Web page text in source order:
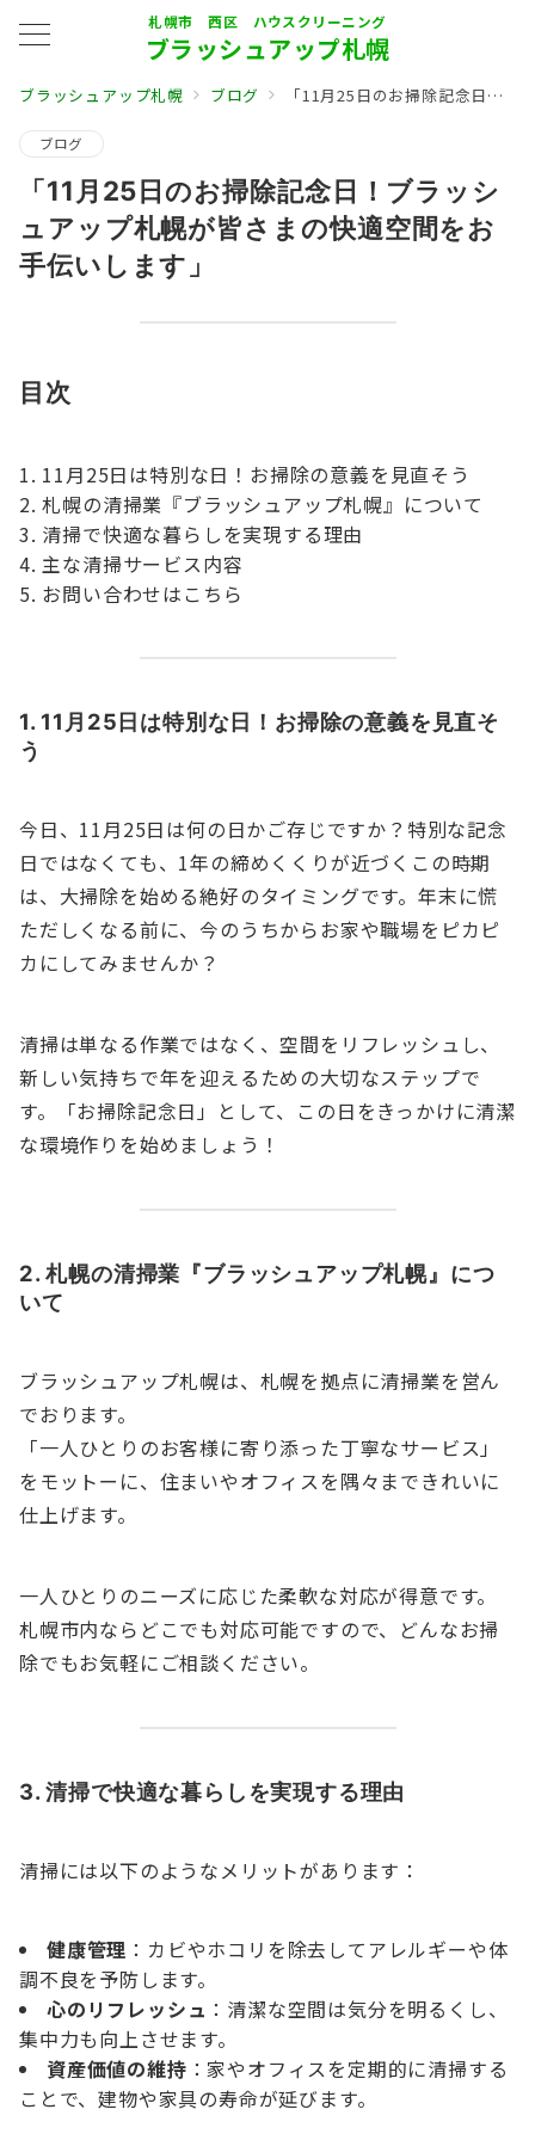
札幌市 西区 ハウスクリーニング
ブラッシュアップ札幌
ブラッシュアップ札幌 ブログ 「11月25日のお掃除記念日！ブラッシュアップ札幌が皆さまの快適空間をお手伝いします」
ブログ
「11月25日のお掃除記念日！ブラッシ
ュアップ札幌が皆さまの快適空間をお
手伝いします」
目次
11月25日は特別な日！お掃除の意義を見直そう
札幌の清掃業『ブラッシュアップ札幌』について
清掃で快適な暮らしを実現する理由
主な清掃サービス内容
お問い合わせはこちら
1. 11月25日は特別な日！お掃除の意義を見直そ
う
今日、11月25日は何の日かご存じですか？特別な記念
日ではなくても、1年の締めくくりが近づくこの時期
は、大掃除を始める絶好のタイミングです。年末に慌
ただしくなる前に、今のうちからお家や職場をピカピ
カにしてみませんか？
清掃は単なる作業ではなく、空間をリフレッシュし、
新しい気持ちで年を迎えるための大切なステップで
す。「お掃除記念日」として、この日をきっかけに清潔
な環境作りを始めましょう！
2. 札幌の清掃業『ブラッシュアップ札幌』につ
いて
ブラッシュアップ札幌は、札幌を拠点に清掃業を営ん
でおります。
「一人ひとりのお客様に寄り添った丁寧なサービス」
をモットーに、住まいやオフィスを隅々まできれいに
仕上げます。
一人ひとりのニーズに応じた柔軟な対応が得意です。
札幌市内ならどこでも対応可能ですので、どんなお掃
除でもお気軽にご相談ください。
3. 清掃で快適な暮らしを実現する理由
清掃には以下のようなメリットがあります：
健康管理 ：カビやホコリを除去してアレルギーや体
調不良を予防します。
心のリフレッシュ ：清潔な空間は気分を明るくし、
集中力も向上させます。
資産価値の維持 ：家やオフィスを定期的に清掃する
ことで、建物や家具の寿命が延びます。